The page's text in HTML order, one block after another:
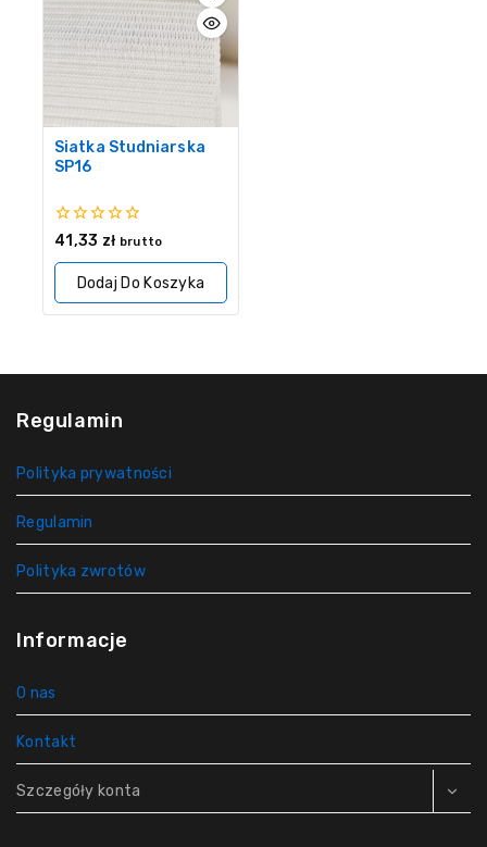
Siatka Studniarska
SP16
0
5
41,33 zł brutto
Dodaj Do Koszyka
Regulamin
Polityka prywatności
Regulamin
Polityka zwrotów
Informacje
O nas
Kontakt
Szczegóły konta